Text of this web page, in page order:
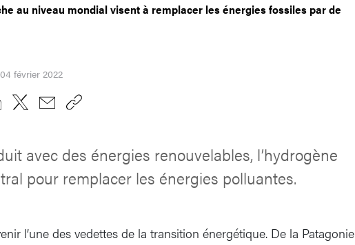
au niveau mondial visent à remplacer les énergies fossiles par de
février 2022
avec des énergies renouvelables, l’hydrogène
pour remplacer les énergies polluantes.
l’une des vedettes de la transition énergétique. De la Patagonie